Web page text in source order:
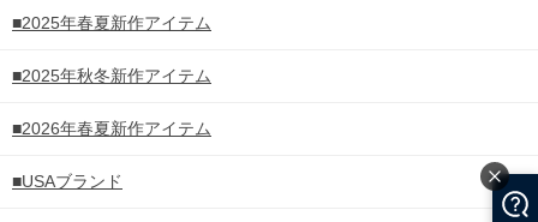
■2025年春夏新作アイテム
■2025年秋冬新作アイテム
■2026年春夏新作アイテム
■USAブランド